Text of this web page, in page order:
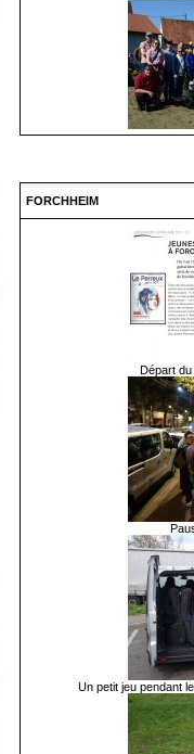
FORCHHEIM
Départ
Un petit jeu pendant